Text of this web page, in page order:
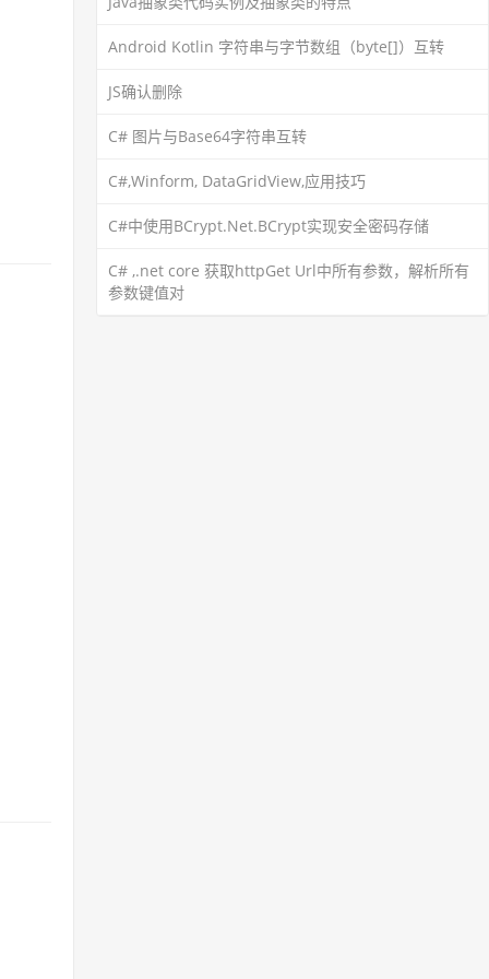
Android Kotlin 字符串与字节数组（byte[]）互转
JS确认删除
C# 图片与Base64字符串互转
C#,Winform, DataGridView,应用技巧
C#中使用BCrypt.Net.BCrypt实现安全密码存储
C# ,.net core 获取httpGet Url中所有参数，解析所有
参数键值对